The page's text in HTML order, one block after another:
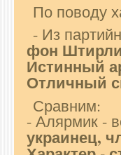
По поводу
- Из
фон
Истинный
Отличный
Сравним:
- Алярмик -
украинец,